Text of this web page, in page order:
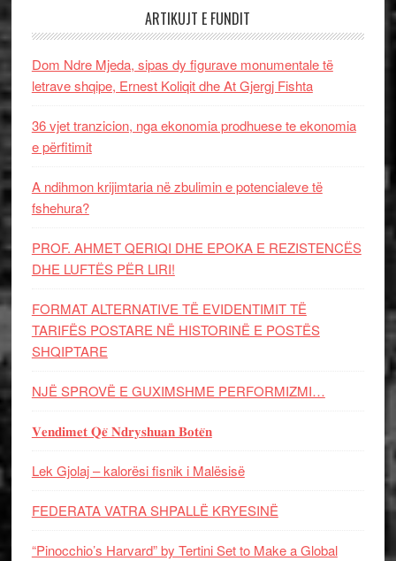
ARTIKUJT E FUNDIT
Dom Ndre Mjeda, sipas dy figurave monumentale të
letrave shqipe, Ernest Koliqit dhe At Gjergj Fishta
36 vjet tranzicion, nga ekonomia prodhuese te ekonomia
e përfitimit
A ndihmon krijimtaria në zbulimin e potencialeve të
fshehura?
PROF. AHMET QERIQI DHE EPOKA E REZISTENCЁS
DHE LUFTЁS PЁR LIRI!
FORMAT ALTERNATIVE TË EVIDENTIMIT TË
TARIFËS POSTARE NË HISTORINË E POSTËS
SHQIPTARE
NJË SPROVË E GUXIMSHME PERFORMIZMI…
𝐕𝐞𝐧𝐝𝐢𝐦𝐞𝐭 𝐐𝐞̈ 𝐍𝐝𝐫𝐲𝐬𝐡𝐮𝐚𝐧 𝐁𝐨𝐭𝐞̈𝐧
Lek Gjolaj – kalorësi fisnik i Malësisë
FEDERATA VATRA SHPALLË KRYESINË
“Pinocchio’s Harvard” by Tertini Set to Make a Global